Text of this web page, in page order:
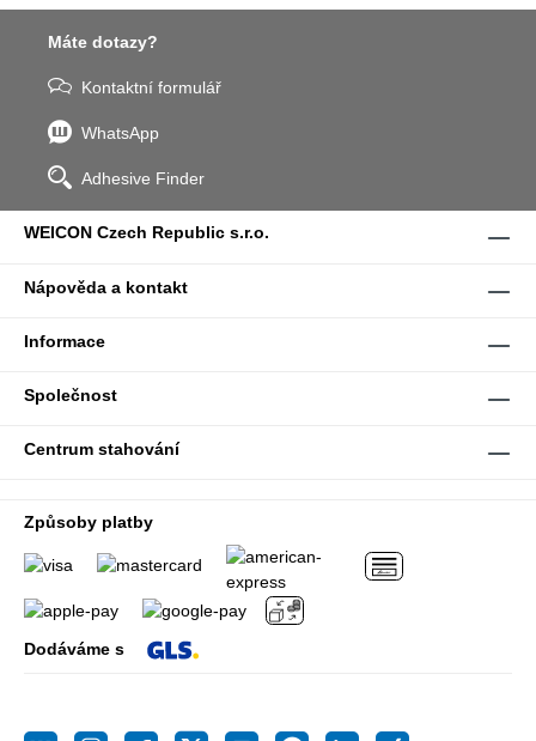
Máte dotazy?
Kontaktní formulář
WhatsApp
Adhesive Finder
WEICON Czech Republic s.r.o.
Nápověda a kontakt
Informace
Společnost
Centrum stahování
Způsoby platby
Dodáváme s